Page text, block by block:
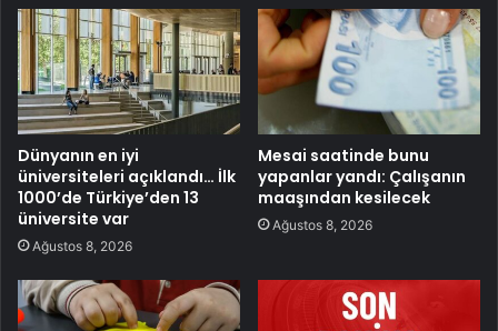
Dünyanın en iyi
üniversiteleri açıklandı… İlk
1000’de Türkiye’den 13
üniversite var
Ağustos 8, 2026
Mesai saatinde bunu
yapanlar yandı: Çalışanın
maaşından kesilecek
Ağustos 8, 2026